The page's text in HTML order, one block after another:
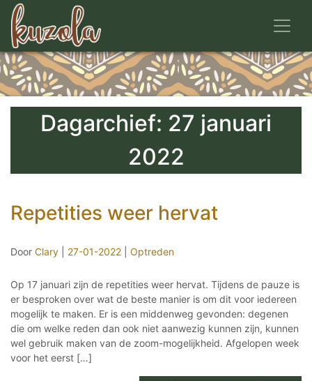
Dagarchief: 27 januari
2022
Repetities weer hervat
Door Clary 27-01-2022 Optreden
Op 17 januari zijn de repetities weer hervat. Tijdens de pauze is
er besproken over wat de beste manier is om dit voor iedereen
mogelijk te maken. Er is een middenweg gevonden: degenen
die om welke reden dan ook niet aanwezig kunnen zijn, kunnen
wel gebruik maken van de zoom-mogelijkheid. Afgelopen week
voor het eerst […]